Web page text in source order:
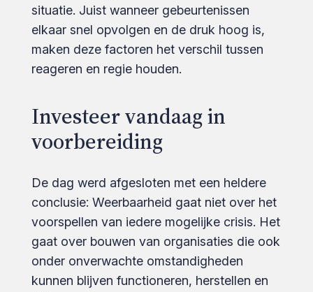
situatie. Juist wanneer gebeurtenissen
elkaar snel opvolgen en de druk hoog is,
maken deze factoren het verschil tussen
reageren en regie houden.
Investeer vandaag in
voorbereiding
De dag werd afgesloten met een heldere
conclusie: Weerbaarheid gaat niet over het
voorspellen van iedere mogelijke crisis. Het
gaat over bouwen van organisaties die ook
onder onverwachte omstandigheden
kunnen blijven functioneren, herstellen en